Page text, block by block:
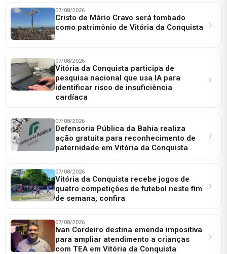
07/08/2026
Cristo de Mário Cravo será tombado
como patrimônio de Vitória da Conquista
07/08/2026
Vitória da Conquista participa de
pesquisa nacional que usa IA para
identificar risco de insuficiência
cardíaca
07/08/2026
Defensoria Pública da Bahia realiza
ação gratuita para reconhecimento de
paternidade em Vitória da Conquista
07/08/2026
Vitória da Conquista recebe jogos de
quatro competições de futebol neste fim
de semana; confira
07/08/2026
Ivan Cordeiro destina emenda impositiva
para ampliar atendimento a crianças
com TEA em Vitória da Conquista